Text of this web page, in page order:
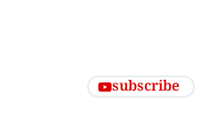
subscribe